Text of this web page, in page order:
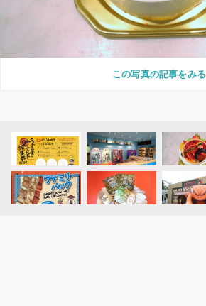
この写真の記事をみる